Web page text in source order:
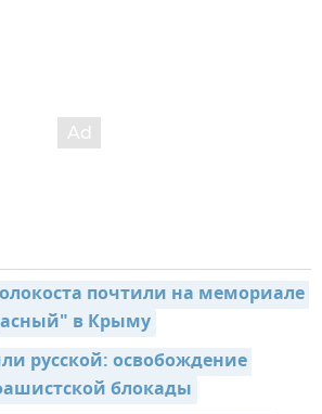
почтили на мемориале
в Крыму
русской: освобождение
блокады